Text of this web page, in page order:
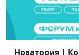
Новатория |